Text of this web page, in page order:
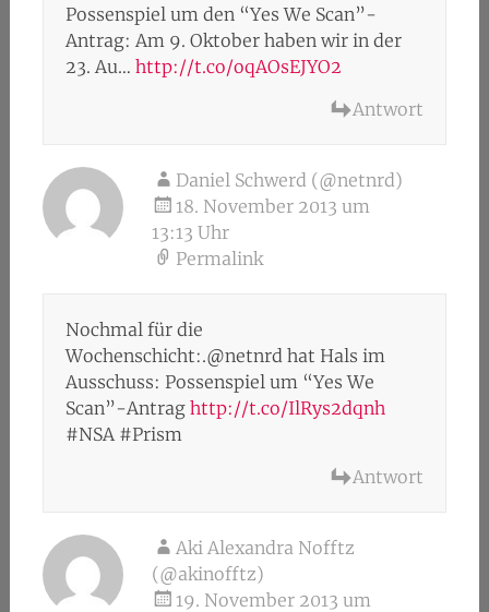
Possenspiel um den “Yes We Scan”-
Antrag: Am 9. Oktober haben wir in der
23. Au… http://t.co/oqAOsEJYO2
Antwort
Daniel Schwerd (@netnrd)
18. November 2013 um
13:13 Uhr
Permalink
Nochmal für die
Wochenschicht:.@netnrd hat Hals im
Ausschuss: Possenspiel um “Yes We
Scan”-Antrag http://t.co/IlRys2dqnh
#NSA #Prism
Antwort
Aki Alexandra Nofftz
(@akinofftz)
19. November 2013 um